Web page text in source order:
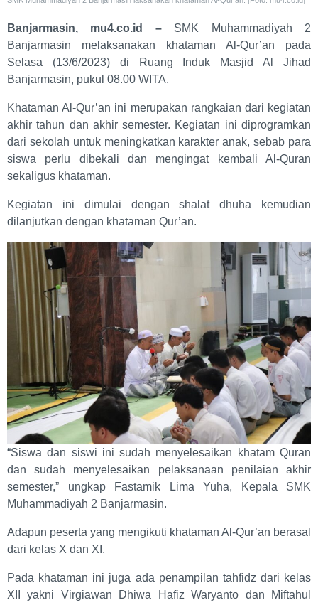
Banjarmasin, mu4.co.id –SMK Muhammadiyah 2
Banjarmasin melaksanakan khataman Al-Qur’an pada
Selasa (13/6/2023) di Ruang Induk Masjid Al Jihad
Banjarmasin, pukul 08.00 WITA.
Khataman Al-Qur’an ini merupakan rangkaian dari kegiatan
akhir tahun dan akhir semester. Kegiatan ini diprogramkan
dari sekolah untuk meningkatkan karakter anak, sebab para
siswa perlu dibekali dan mengingat kembali Al-Quran
sekaligus khataman.
Kegiatan ini dimulai dengan shalat dhuha kemudian
dilanjutkan dengan khataman Qur’an.
“Siswa dan siswi ini sudah menyelesaikan khatam Quran
dan sudah menyelesaikan pelaksanaan penilaian akhir
semester,” ungkap Fastamik Lima Yuha, Kepala SMK
Muhammadiyah 2 Banjarmasin.
Adapun peserta yang mengikuti khataman Al-Qur’an berasal
dari kelas X dan XI.
Pada khataman ini juga ada penampilan tahfidz dari kelas
XII yakni Virgiawan Dhiwa Hafiz Waryanto dan Miftahul